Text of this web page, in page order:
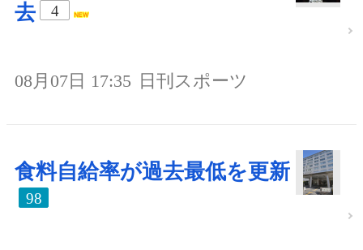
去
4
08月07日 17:35 日刊スポーツ
食料自給率が過去最低を更新
98